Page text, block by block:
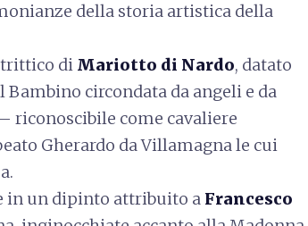
della storia artistica della
trittico di Mariotto di Nardo, datato
Bambino circondata da angeli e da
riconoscibile come cavaliere
Gherardo da Villamagna le cui
in un dipinto attribuito a Francesco